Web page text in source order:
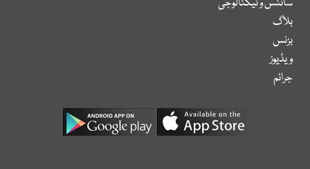
سائنس و ٹیکنالوجی
بلاگ
بزنس
ویڈیوز
جرائم